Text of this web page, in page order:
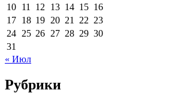
10 11 12 13 14 15 16
17 18 19 20 21 22 23
24 25 26 27 28 29 30
31
« Июл
Рубрики